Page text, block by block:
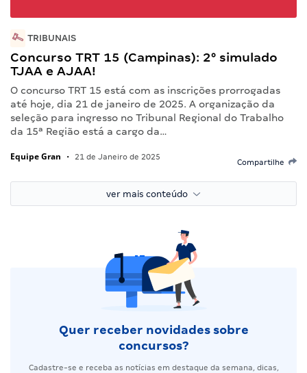
TRIBUNAIS
Concurso TRT 15 (Campinas): 2° simulado
TJAA e AJAA!
O concurso TRT 15 está com as inscrições prorrogadas
até hoje, dia 21 de janeiro de 2025. A organização da
seleção para ingresso no Tribunal Regional do Trabalho
da 15ª Região está a cargo da…
Equipe Gran • 21 de Janeiro de 2025
Compartilhe
ver mais conteúdo
Quer receber novidades sobre
concursos?
Cadastre-se e receba as notícias em destaque da semana, dicas,